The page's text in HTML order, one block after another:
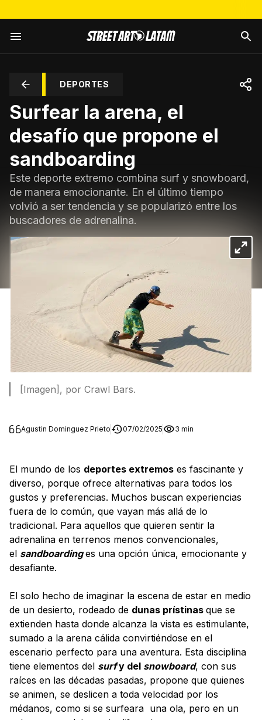
DEPORTES
Surfear la arena, el
desafío que propone el
sandboarding
Este deporte extremo combina surf y snowboard,
de manera emocionante. En el último tiempo
volvió a ser tendencia y se popularizó entre los
buscadores de adrenalina.
[Imagen], por Crawl Bars.
Agustin Dominguez Prieto 07/02/2025 3 min
El mundo de los deportes extremos es fascinante y
diverso, porque ofrece alternativas para todos los
gustos y preferencias. Muchos buscan experiencias
fuera de lo común, que vayan más allá de lo
tradicional. Para aquellos que quieren sentir la
adrenalina en terrenos menos convencionales,
el sandboardinges una opción única, emocionante y
desafiante.
El solo hecho de imaginar la escena de estar en medio
de un desierto, rodeado de dunas prístinas que se
extienden hasta donde alcanza la vista es estimulante,
sumado a la arena cálida convirtiéndose en el
escenario perfecto para una aventura. Esta disciplina
tiene elementos del surfy del snowboard, con sus
raíces en las décadas pasadas, propone que quienes
se animen, se deslicen a toda velocidad por los
médanos, como si se surfeara una ola, pero en un